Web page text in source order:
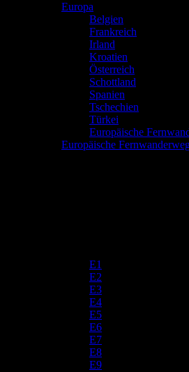
Europa
Belgien
Frankreich
Irland
Kroatien
Österreich
Schottland
Spanien
Tschechien
Türkei
Europäische
Europäische
E1
E2
E3
E4
E5
E6
E7
E8
E9